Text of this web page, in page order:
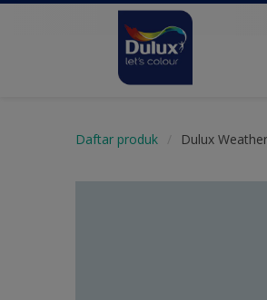
Daftar produk Dulux